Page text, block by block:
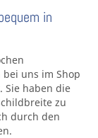
in
uns im Shop
Sie haben die
zu
durch den